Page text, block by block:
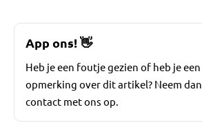
App ons!👋
Heb je een foutje gezien of heb je een
opmerking over dit artikel? Neem dan
contact met ons op.